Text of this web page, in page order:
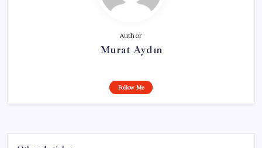
Author
Murat Aydın
Follow Me